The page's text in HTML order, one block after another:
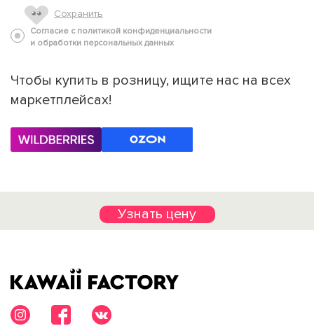
Сохранить
Согласие с политикой конфиденциальности
и обработки персональных данных
Чтобы купить в розницу, ищите нас на всех
маркетплейсах!
Узнать цену